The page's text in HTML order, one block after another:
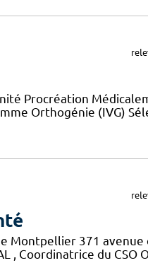
Procréation
Orthogénie (IVG)
Montpellier 371 avenue
, Coordinatrice du CSO